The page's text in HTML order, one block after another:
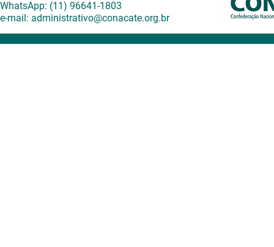
WhatsApp: (11) 96641-1803
e-mail: administrativo@conacate.org.br